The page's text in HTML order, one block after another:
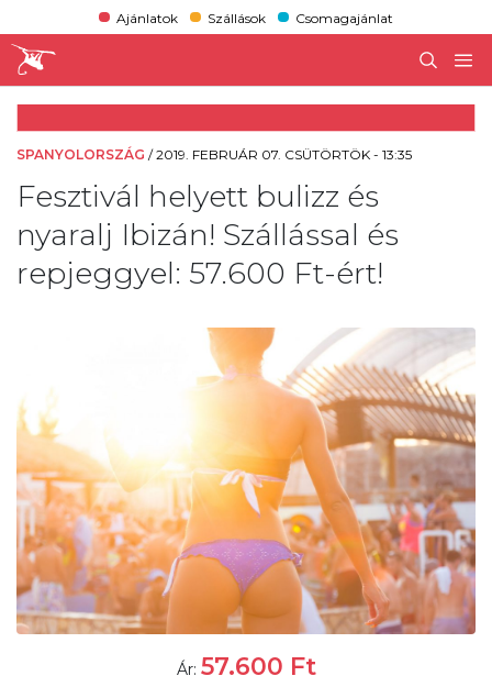
Ajánlatok Szállások Csomagajánlat
SPANYOLORSZÁG /2019. FEBRUÁR 07. CSÜTÖRTÖK - 13:35
Fesztivál helyett bulizz és
nyaralj Ibizán! Szállással és
repjeggyel: 57.600 Ft-ért!
Ár: 57.600 Ft